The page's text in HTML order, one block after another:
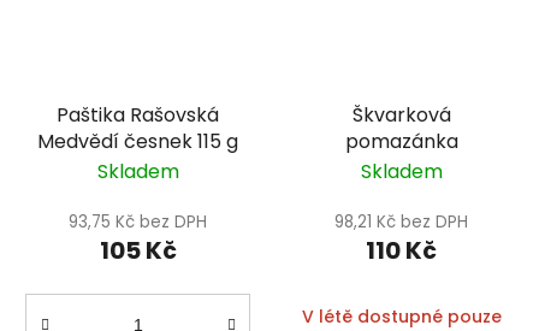
Paštika Rašovská
Medvědí česnek 115 g
Skladem
93,75 Kč bez DPH
105 Kč
Škvarková
pomazánka
Skladem
98,21 Kč bez DPH
110 Kč
V létě dostupné pouze